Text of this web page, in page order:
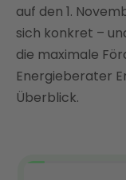
Was bedeutet
Hausbesitzer?
80 % Zuschuss
Mieterschutz:
beste
auf den 1.
sich konkret –
die maximale
Energieberater
Überblick.